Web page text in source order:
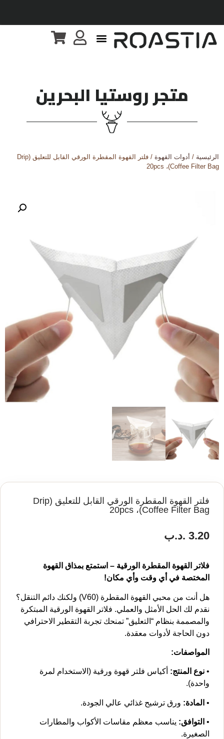
متجر روستيا البحرين
الرئيسية / أدوات القهوة
/ فلتر القهوة المقطرة الورقي القابل للتعليق (Drip
Coffee Filter Bag)، 20pcs
فلتر القهوة المقطرة الورقي القابل للتعليق (Drip
Coffee Filter Bag)، 20pcs
3.20 .د.ب
فلاتر القهوة المقطرة الورقية – استمتع بمذاق القهوة
المختصة في أي وقت وأي مكان!
هل أنت من محبي القهوة المقطرة (V60) ولكنك دائم التنقل؟
نقدم لك الحل الأمثل والعملي. فلاتر القهوة الورقية المبتكرة
والمصممة بنظام “التعليق” تمنحك تجربة التقطير الاحترافي
دون الحاجة لأدوات معقدة.
المواصفات:
• نوع المنتج: أكياس فلتر قهوة ورقية (الاستخدام لمرة
واحدة).
• المادة: ورق ترشيح غذائي عالي الجودة.
• التوافق: يناسب معظم مقاسات الأكواب والمطارات
الصغيرة.